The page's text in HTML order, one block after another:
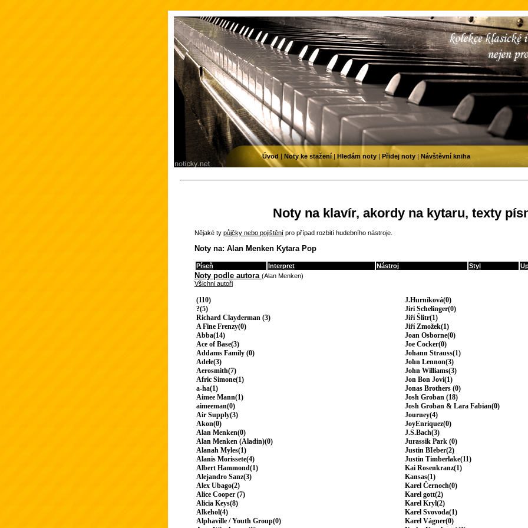
Noty na klavír, akordy na kytaru, texty
Nějaké ty půjčky nebo pojištění pro případ rozbití hudebního nástroje.
Noty na: Alan Menken Kytara Pop
Píseň Interpret Nástroj Styl
Noty podle autora (Alan Menken)
Všichni autoři
(110)
?(5)
Richard Clayderman (3)
A Fine Frenzy(0)
Abba(14)
Ace of Base(3)
Addams Family (0)
Adele(3)
Aerosmith(7)
Afric Simone(1)
a-ha(1)
Aimee Mann(1)
aimeeman(0)
Air Supply(3)
Akon(0)
Alan Menken(0)
Alan Menken (Aladin)(0)
Alanah Myles(1)
Alanis Morissete(4)
Albert Hammond(1)
Alejandro Sanz(3)
Alex Ubago(2)
Alice Cooper (7)
Alicia Keys(8)
Alkehol(4)
Alphaville / Youth Group(0)
J.Hurníková(0)
Jiri Schelinger(0)
Jiří Šlitr(1)
Jiří Zmožek(1)
Joan Osborne(0)
Joe Cocker(0)
Johann Strauss(1)
John Lennon(3)
John Williams(3)
Jon Bon Jovi(1)
Jonas Brothers (0)
Josh Groban (18)
Josh Groban & Lara Fabian(0)
Journey(4)
JoyEnriquez(0)
J.S.Bach(3)
Jurassik Park (0)
Justin BIeber(2)
Justin Timberlake(11)
Kai Rosenkranz(1)
Kansas(1)
Karel Černoch(0)
Karel gott(2)
Karel Kryl(2)
Karel Svovoda(1)
Karel Vágner(0)
Úvod | Noty ke stažení| Hledám noty | Přidej noty | Návštěvní kniha